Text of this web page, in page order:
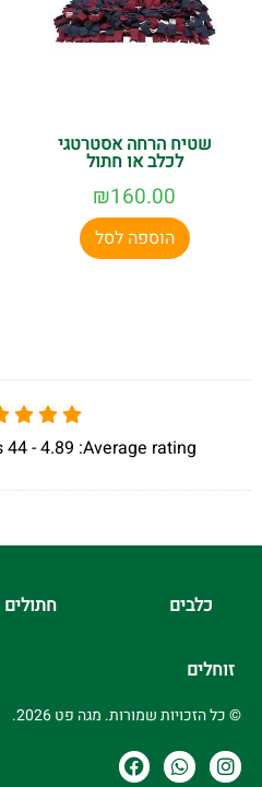
שטיח הרחה אסטרטגי
לכלב או חתול
₪160.00
הוספה לסל
Average rating:
4.89 -
44
כלבים חתולים
זוחלים
© כל הזכויות שמורות. מגה פט 2026.